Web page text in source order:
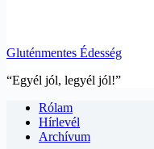
Gluténmentes Édesség
“Egyél jól, legyél jól!”
Rólam
Hírlevél
Archívum